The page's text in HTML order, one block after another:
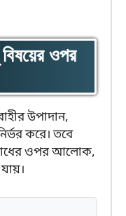
ওপর
উপাদান,
করে। তবে
রোধের ওপর আলোক,